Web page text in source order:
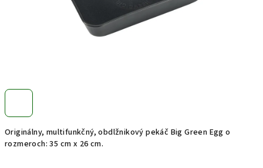
Originálny, multifunkčný, obdlžnikový pekáč Big Green Egg o
rozmeroch: 35 cm x 26 cm.